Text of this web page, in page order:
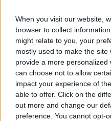
When you visit our website,
browser to collect
might relate to you, your
mostly used to make the
provide a more personalized
can choose not to allow
impact your experience of
able to offer. Click on the
out more and change our
preference. You cannot opt-
Estados Unidos
antibióticos están
que se recetan con
muchos casos son
y mal uso de
bacterias